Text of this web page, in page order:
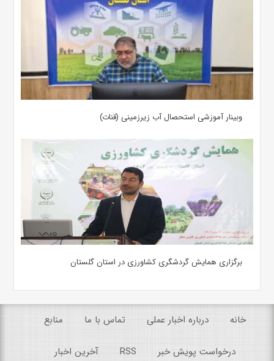
وبینار آموزشی استحصال آب زیرزمینی (قنات)
برگزاری همایش گردشگری کشاورزی در استان گلستان
خانه درباره اخبار عملی تماس با ما منابع
درخواست پویش خبر RSS آخرین اخبار